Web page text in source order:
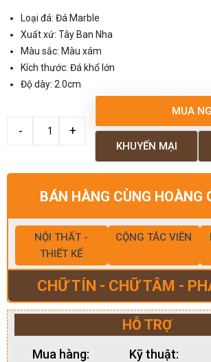
Loại đá: Đá Marble
Xuất xứ: Tây Ban Nha
Màu sắc: Màu xám
Kích thước: Đá khổ lớn
Độ dày: 2.0cm
MUA
KHUYẾN MẠI
BÁN HÀNG CÙNG HOÀNG
NỘI THẤT -
THIẾT KẾ
CỘNG TÁC VIÊN
CHỮ TÍN - CHỮ TÂM -
HỖ TRỢ
Mua hàng: Kỹ thuật: